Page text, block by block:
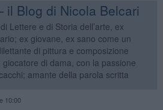
il Blog di Nicola Belcari
Lettere e di Storia dell’arte, ex
ex giovane, ex sano come un
di pittura e composizione
giocatore di dama, con la passione
amante della parola scritta
10:00